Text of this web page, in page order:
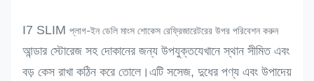
I7 SLIM প্লাগ-ইন ডেলি মাংস শোকেস রেফ্রিজারেটরের উপর পরিবেশন করুন
আন্ডার স্টোরেজ সহদোকানের জন্য উপযুক্তযেখানে স্থান সীমিত এবং
বড় কেস রাখা কঠিন করে তোলে।এটি সসেজ, দুধের পণ্য এবং উপাদেয়